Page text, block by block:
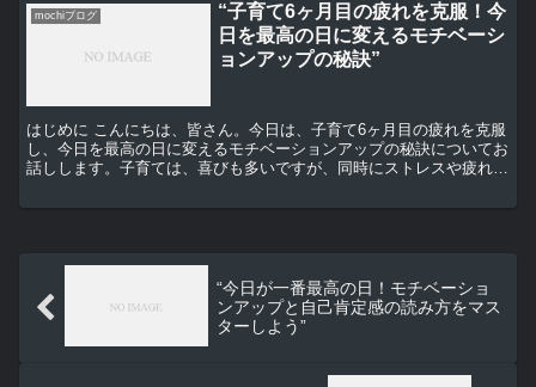
mochiブログ
“子育て6ヶ月目の疲れを克服！今
日を最高の日に変えるモチベーシ
ョンアップの秘訣”
はじめに こんにちは、皆さん。今日は、子育て6ヶ月目の疲れを克服
し、今日を最高の日に変えるモチベーションアップの秘訣についてお
話しします。子育ては、喜びも多いですが、同時にストレスや疲れも
“今日が一番最高の日！モチベーショ
ンアップと自己肯定感の読み方をマス
ターしよう”